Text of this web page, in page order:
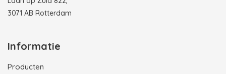
3071 AB Rotterdam
Informatie
Producten